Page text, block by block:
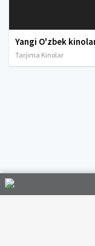
Tarjima Kinolar